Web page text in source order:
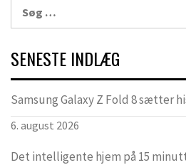
efter:
SENESTE INDLÆG
Samsung Galaxy Z Fold 8 sætter
6. august 2026
Det intelligente hjem på 15